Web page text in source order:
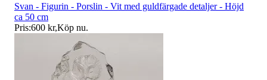
Svan - Figurin - Porslin - Vit med guldfärgade detaljer - Höjd
ca 50 cm
Pris:600 kr,Köp nu.